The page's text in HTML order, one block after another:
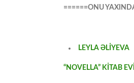
======ONU
LEYLA ƏLİYEVA
“NOVELLA” KİTAB